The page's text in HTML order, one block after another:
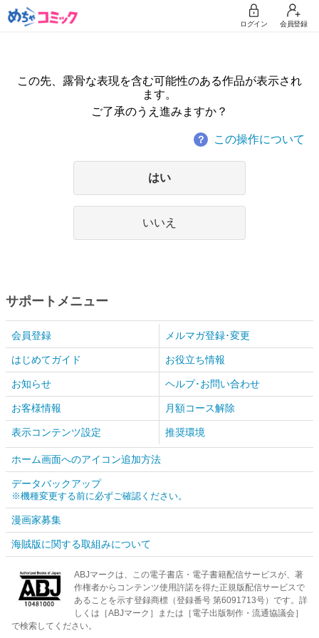
ログイン 会員登録
この先、露骨な表現を含む可能性のある作品が表示され
ます。
ご了承のうえ進みますか？
？ この操作について
はい
いいえ
サポートメニュー
会員登録 メルマガ登録･変更
はじめてガイド お役立ち情報
お知らせ ヘルプ･お問い合わせ
お客様情報 月額コース解除
表示コンテンツ設定 推奨環境
ホーム画面へのアイコン追加方法
データバックアップ
※機種変更する前に必ずご確認ください。
漫画家募集
海賊版に関する取組みについて
ABJマークは、この電子書店・電子書籍配信サービスが、著
作権者からコンテンツ使用許諾を得た正規版配信サービスで
あることを示す登録商標（登録番号 第6091713号）です。詳
しくは［ABJマーク］または［電子出版制作・流通協議会］
で検索してください。